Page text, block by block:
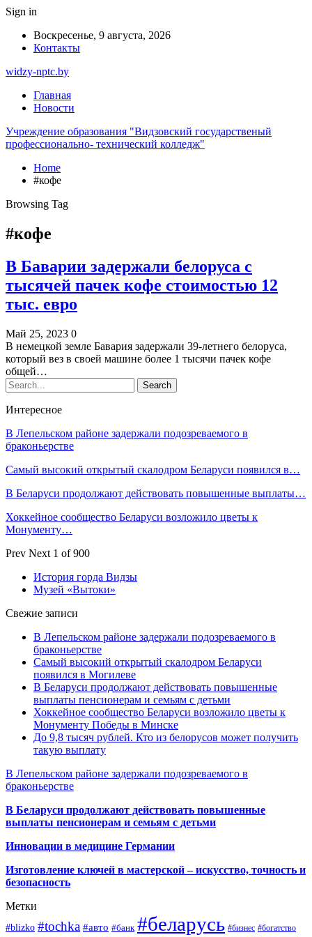
Sign in
Воскресенье, 9 августа, 2026
Контакты
widzy-nptc.by
Главная
Новости
Учреждение образования "Видзовский государственый
профессионально- технический колледж"
Home
#кофе
Browsing Tag
#кофе
В Баварии задержали белоруса с
тысячей пачек кофе стоимостью 12
тыс. евро
Май 25, 2023 0
В немецкой земле Бавария задержали 39-летнего белоруса,
который вез в своей машине более 1 тысячи пачек кофе
общей…
Интересное
В Лепельском районе задержали подозреваемого в
браконьерстве
Самый высокий открытый скалодром Беларуси появился в…
В Беларуси продолжают действовать повышенные выплаты…
Хоккейное сообщество Беларуси возложило цветы к
Монументу…
Prev Next 1 of 900
История горда Видзы
Музей «Вытоки»
Свежие записи
В Лепельском районе задержали подозреваемого в
браконьерстве
Самый высокий открытый скалодром Беларуси
появился в Могилеве
В Беларуси продолжают действовать повышенные
выплаты пенсионерам и семьям с детьми
Хоккейное сообщество Беларуси возложило цветы к
Монументу Победы в Минске
До 9,8 тысяч рублей. Кто из белорусов может получить
такую выплату
В Лепельском районе задержали подозреваемого в
браконьерстве
В Беларуси продолжают действовать повышенные
выплаты пенсионерам и семьям с детьми
Инновации в медицине Германии
Изготовление ключей в мастерской – искусство, точность и
безопасность
Метки
#blizko #tochka #авто #банк #беларусь #бизнес #богатство